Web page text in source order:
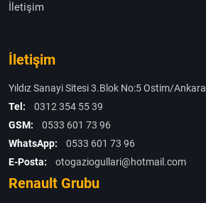
İletişim
İletişim
Yıldız Sanayi Sitesi 3.Blok No:5 Ostim/Ankara
Tel:
0312 354 55 39
GSM:
0533 601 73 96
WhatsApp:
0533 601 73 96
E-Posta:
otogaziogullari@hotmail.com
Renault Grubu